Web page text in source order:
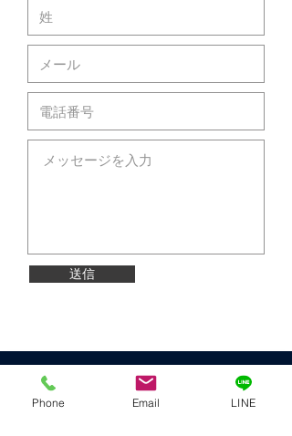
​WORKS 施工実績へ >>
送信
Phone Email LINE